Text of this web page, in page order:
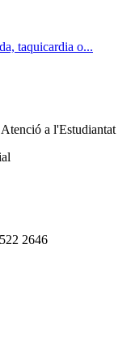
taquicardia o...
a l'Estudiantat
2646